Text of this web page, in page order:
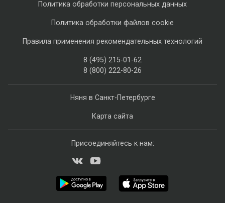
Няня в Санкт-Петербурге
Карта сайта
Политика обработки персональных данных
Политика обработки файлов cookie
Правила применения рекомендательных технологий
8 (495) 215-01-62
8 (800) 222-80-26
Присоединяйтесь к нам: